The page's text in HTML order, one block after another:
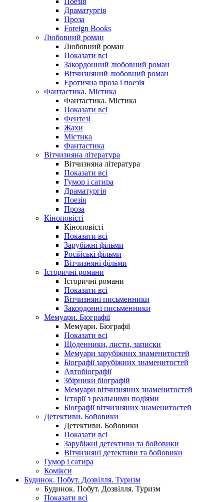
Драматургія
Проза
Foreign Books
Любовний роман
Любовний роман
Показати всі
Закордонний любовний роман
Вітчизняний любовний роман
Еротична проза і поезія
Фантастика. Містика
Фантастика. Містика
Показати всі
Фентезі
Жахи
Містика
Фантастика
Вітчизняна література
Вітчизняна література
Показати всі
Гумор і сатира
Драматургія
Поезія
Проза
Кіноповісті
Кіноповісті
Показати всі
Зарубіжні фільми
Російські фільми
Вітчизняні фільми
Історичні романи
Історичні романи
Показати всі
Вітчизняні письменники
Закордонні письменники
Мемуари. Біографії
Мемуари. Біографії
Показати всі
Щоденники, листи, записки
Мемуари зарубіжних знаменитостей
Біографії зарубіжних знаменитостей
Автобіографії
Збірники біографій
Мемуари вітчизняних знаменитостей
Історії з реальними подіями
Біографії вітчизняних знаменитостей
Детективи. Бойовики
Детективи. Бойовики
Показати всі
Зарубіжні детективи та бойовики
Вітчизняні детективи та бойовики
Гумор і сатира
Комікси
Будинок. Побут. Дозвілля. Туризм
Будинок. Побут. Дозвілля. Туризм
Показати всі